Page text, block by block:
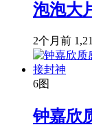
泡泡大
2个月前
6图
钟嘉欣